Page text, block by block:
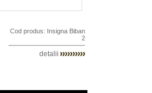
Cod produs: Insigna Biban
2
detalii